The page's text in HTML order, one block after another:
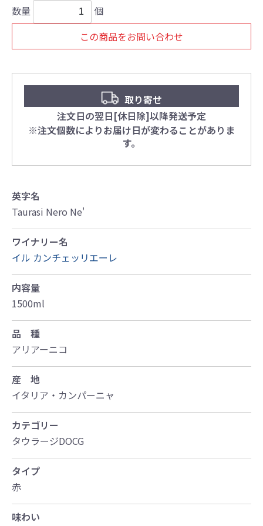
数量
個
この商品をお問い合わせ
取り寄せ
注文日の翌日[休日除]以降発送予定
※注文個数によりお届け日が変わることがありま
す。
英字名
Taurasi Nero Ne'
ワイナリー名
イル カンチェッリエーレ
内容量
1500ml
品 種
アリアーニコ
産 地
イタリア・カンパーニャ
カテゴリー
タウラージDOCG
タイプ
赤
味わい